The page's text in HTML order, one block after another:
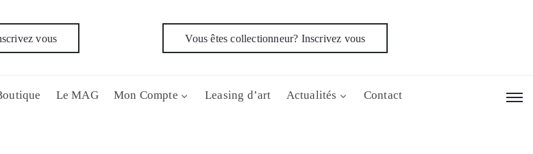
vous Vous êtes collectionneur? Inscrivez vous
Le MAG Mon Compte Leasing d’art Actualités Contact